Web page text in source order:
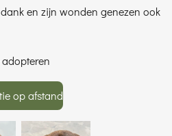
en zijn wonden genezen ook
op afstand